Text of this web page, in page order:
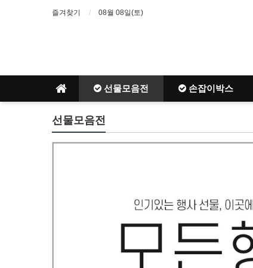
즐겨찾기 08월 08일(토)
선물모음전 손잡이박스
선물모음전